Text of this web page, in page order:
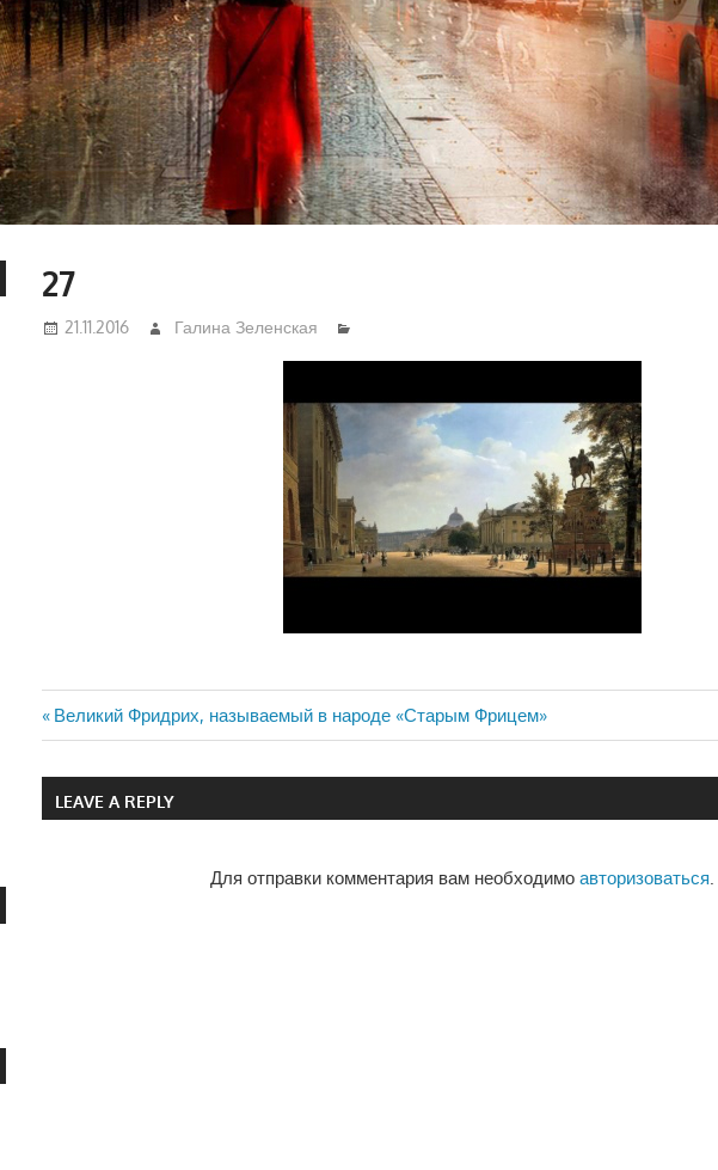
27
21.11.2016 Галина Зеленская
Навигация
по
Previous
Post:
Великий Фридрих, называемый в народе «Старым Фрицем»
LEAVE A REPLY
Для отправки комментария вам необходимо авторизоваться.